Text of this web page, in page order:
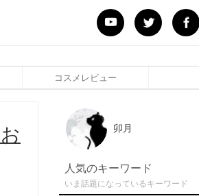
コスメレビュー
卯月
人気のキーワード
いま話題になっているキーワード